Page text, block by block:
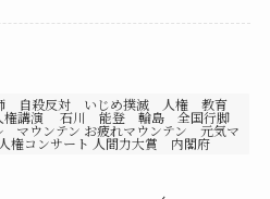
自殺反対 いじめ撲滅 人権 教育
権講演 石川 能登 輪島 全国行脚
マウンテン お疲れマウンテン 元気マ
コンサート 人間力大賞 内閣府